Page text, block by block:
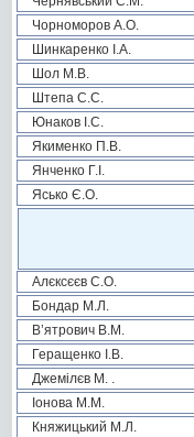
Чорноморов А.О.
Шинкаренко І.А.
Шол М.В.
Штепа С.С.
Юнаков І.С.
Якименко П.В.
Янченко Г.І.
Ясько Є.О.
Алєксєєв С.О.
Бондар М.Л.
В’ятрович В.М.
Геращенко І.В.
Джемілєв М. .
Іонова М.М.
Княжицький М.Л.